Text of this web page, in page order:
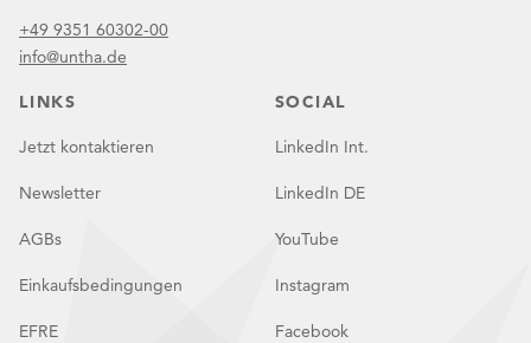
+49 9351 60302-00
info@untha.de
LINKS
Jetzt kontaktieren
Newsletter
AGBs
Einkaufsbedingungen
EFRE
SOCIAL
LinkedIn Int.
LinkedIn DE
YouTube
Instagram
Facebook